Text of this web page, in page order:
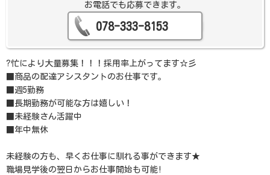
お電話でも応募できます。
078-333-8153
?忙により大量募集！！！採用率上がってます☆彡
■商品の配達アシスタントのお仕事です。
■週5勤務
■長期勤務が可能な方は嬉しい！
■未経験さん活躍中
■年中無休
未経験の方も、早くお仕事に馴れる事ができます★
職場見学後の翌日からお仕事開始も可能!